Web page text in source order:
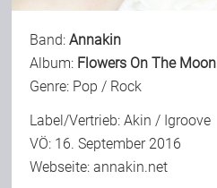
Backstage
Kontakt
Team
Band:Annakin
Album: Flowers On The Moon
Genre: Pop / Rock
Label/Vertrieb: Akin / Igroove
VÖ: 16. September 2016
Webseite:annakin.net